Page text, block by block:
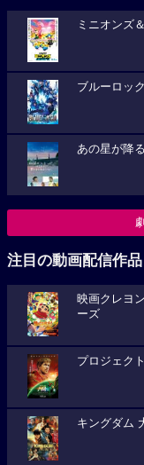
ミニオンズ
ブルーロック
あの星が降
注目の動画配信作品
映画クレヨ
ーズ
プロジェク
キングダム